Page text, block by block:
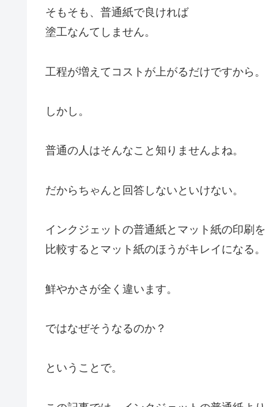
そもそも、普通紙で良ければ
塗工なんてしません。
工程が増えてコストが上がるだけですから。
しかし。
普通の人はそんなこと知りませんよね。
だからちゃんと回答しないといけない。
インクジェットの普通紙とマット紙の印刷を
比較するとマット紙のほうがキレイになる。
鮮やかさが全く違います。
ではなぜそうなるのか？
ということで。